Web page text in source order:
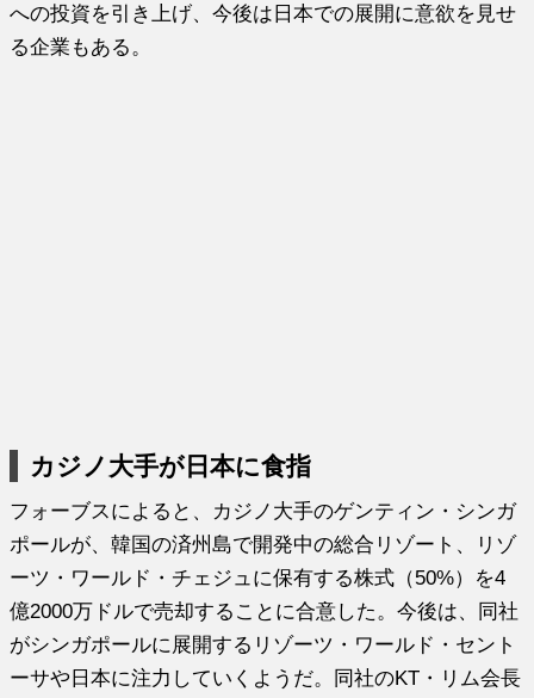
への投資を引き上げ、今後は日本での展開に意欲を見せ
る企業もある。
カジノ大手が日本に食指
フォーブスによると、カジノ大手のゲンティン・シンガ
ポールが、韓国の済州島で開発中の総合リゾート、リゾ
ーツ・ワールド・チェジュに保有する株式（50%）を4
億2000万ドルで売却することに合意した。今後は、同社
がシンガポールに展開するリゾーツ・ワールド・セント
ーサや日本に注力していくようだ。同社のKT・リム会長